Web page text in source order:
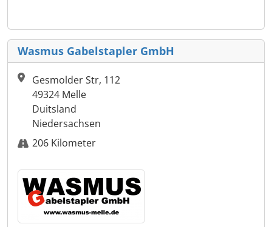
Wasmus Gabelstapler GmbH
Gesmolder Str, 112
49324 Melle
Duitsland
Niedersachsen
206 Kilometer